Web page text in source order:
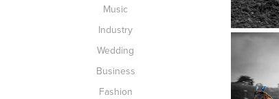
Music
Industry
Wedding
Business
Fashion